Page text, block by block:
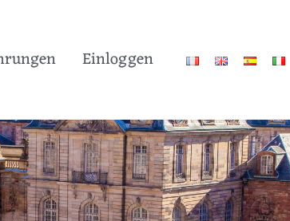
Einloggen